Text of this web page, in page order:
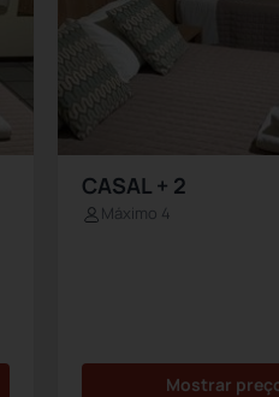
CASAL + 2
Máximo 4
Mostrar